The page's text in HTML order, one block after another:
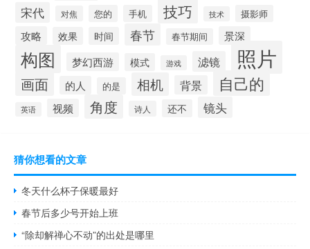
宋代 对焦 您的 手机 技巧 技术 摄影师
攻略 效果 时间 春节 春节期间 景深
构图 梦幻西游 模式 游戏 滤镜 照片
画面 的人 的是 相机 背景 自己的
英语 视频 角度 诗人 还不 镜头
猜你想看的文章
冬天什么杯子保暖最好
春节后多少号开始上班
“除却解禅心不动”的出处是哪里